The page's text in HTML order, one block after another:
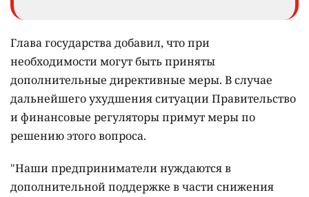
Глава государства добавил, что при
необходимости могут быть приняты
дополнительные директивные меры. В случае
дальнейшего ухудшения ситуации Правительство
и финансовые регуляторы примут меры по
решению этого вопроса.
"Наши предприниматели нуждаются в
дополнительной поддержке в части снижения